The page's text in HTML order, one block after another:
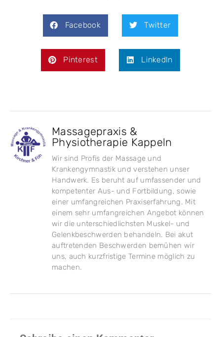
Facebook Twitter
Pinterest LinkedIn
Massagepraxis &
Physiotherapie Kappeln
Wir sind Profis der Massage und
Krankengymnastik und verstehen unser
Handwerk. Es beruht auf umfassender und
kompetenter Aus- und Fortbildung, sowie
einer umfangreichen Praxiserfahrung. Mit
einem sehr umfangreichen Angebot können
wir die unterschiedlichsten Muskel- und
Gelenkbeschwerden behandeln. Bei akut
auftretenden Beschwerden bemühen wir
uns, auch kurzfristige Termine möglich zu
machen.